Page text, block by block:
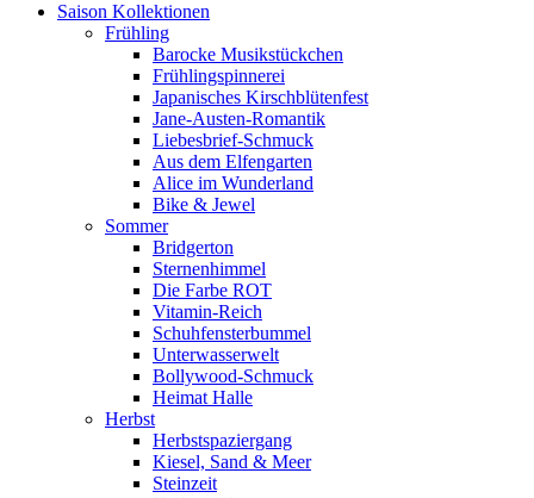
Saison Kollektionen
Frühling
Barocke Musikstückchen
Frühlingspinnerei
Japanisches Kirschblütenfest
Jane-Austen-Romantik
Liebesbrief-Schmuck
Aus dem Elfengarten
Alice im Wunderland
Bike & Jewel
Sommer
Bridgerton
Sternenhimmel
Die Farbe ROT
Vitamin-Reich
Schuhfensterbummel
Unterwasserwelt
Bollywood-Schmuck
Heimat Halle
Herbst
Herbstspaziergang
Kiesel, Sand & Meer
Steinzeit